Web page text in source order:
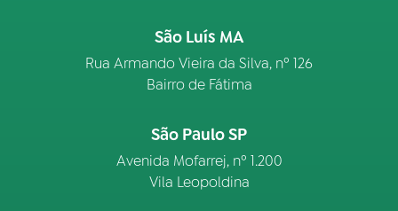
São Luís MA
Rua Armando Vieira da Silva, nº 126
Bairro de Fátima
São Paulo SP
Avenida Mofarrej, nº 1.200
Vila Leopoldina